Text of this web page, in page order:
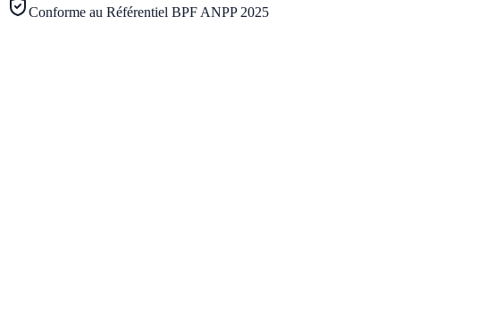
Conforme au Référentiel BPF ANPP 2025